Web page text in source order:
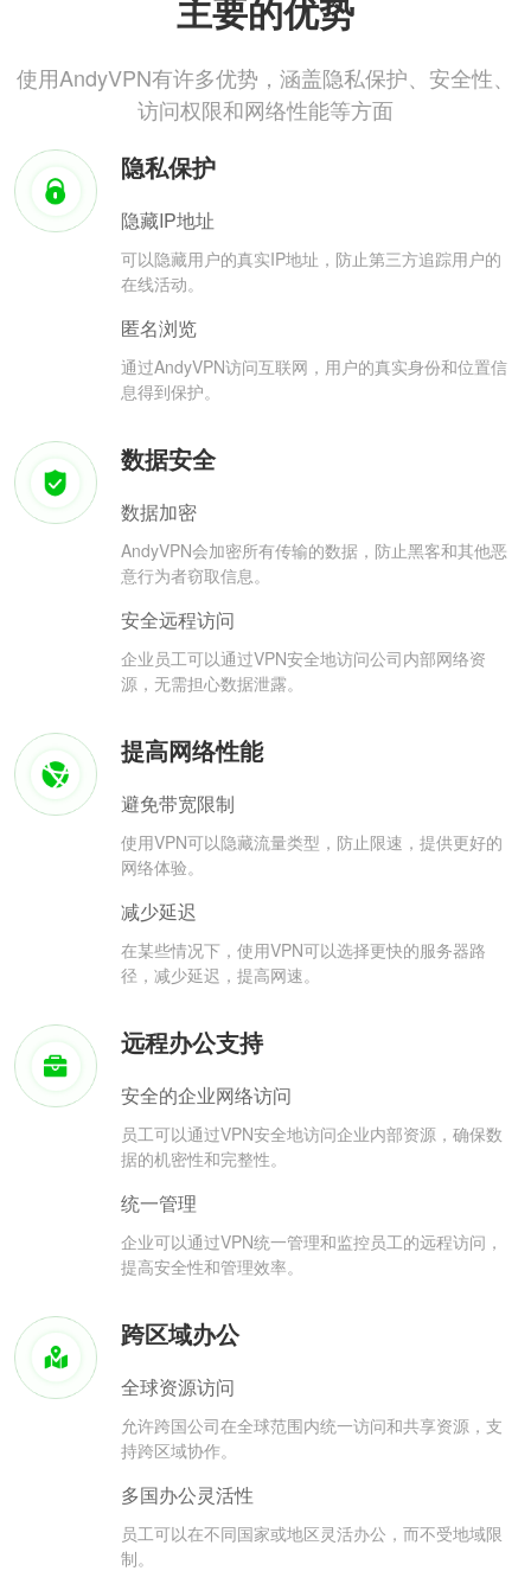
主要的优势
使用AndyVPN有许多优势，涵盖隐私保护、安全性、
访问权限和网络性能等方面
隐私保护
隐藏IP地址
可以隐藏用户的真实IP地址，防止第三方追踪用户的
在线活动。
匿名浏览
通过AndyVPN访问互联网，用户的真实身份和位置信
息得到保护。
数据安全
数据加密
AndyVPN会加密所有传输的数据，防止黑客和其他恶
意行为者窃取信息。
安全远程访问
企业员工可以通过VPN安全地访问公司内部网络资
源，无需担心数据泄露。
提高网络性能
避免带宽限制
使用VPN可以隐藏流量类型，防止限速，提供更好的
网络体验。
减少延迟
在某些情况下，使用VPN可以选择更快的服务器路
径，减少延迟，提高网速。
远程办公支持
安全的企业网络访问
员工可以通过VPN安全地访问企业内部资源，确保数
据的机密性和完整性。
统一管理
企业可以通过VPN统一管理和监控员工的远程访问，
提高安全性和管理效率。
跨区域办公
全球资源访问
允许跨国公司在全球范围内统一访问和共享资源，支
持跨区域协作。
多国办公灵活性
员工可以在不同国家或地区灵活办公，而不受地域限
制。